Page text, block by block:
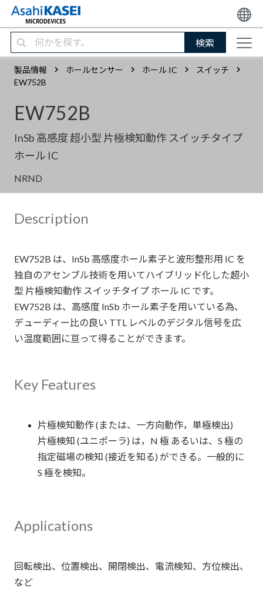
検索
製品情報 ホールセンサー ホール IC
スイッチ
EW752B
EW752B
InSb 高感度 超小型 片極検知動作 スイッチタイプ
ホール IC
NRND
Description
EW752B は、InSb 高感度ホール素子と波形整形用 IC を
独自のアセンブル技術を用いてハイブリッド化した超小
型 片極検知動作 スイッチタイプ ホール IC です。
EW752B は、高感度 InSb ホール素子を用いている為、
デューディー比の良い TTL レベルのデジタル信号を広
い温度範囲に亘って得ることができます。
Key Features
片極検知動作 (または、一方向動作，単極検出)
片極検知 (ユニポーラ) は，N 極 あるいは、S 極の
指定磁場の検知 (接近を知る) ができる。一般的に
S 極を検知。
Applications
回転検出、位置検出、開閉検出、電流検知、方位検出、